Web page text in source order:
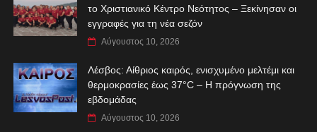
το Χριστιανικό Κέντρο Νεότητος – Ξεκίνησαν οι
εγγραφές για τη νέα σεζόν
Αύγουστος 10, 2026
Λέσβος: Αίθριος καιρός, ενισχυμένο μελτέμι και
θερμοκρασίες έως 37°C – Η πρόγνωση της
εβδομάδας
Αύγουστος 10, 2026